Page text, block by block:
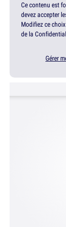
Ce contenu est
devez accepter
Modifiez ce
de la
Gérer